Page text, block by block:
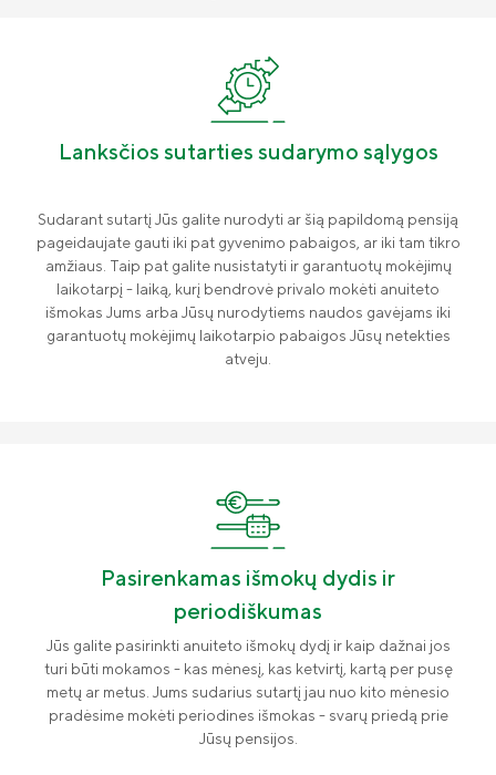
ADB „Compensa Vienna Insurance
Group“ kontaktai
„Compensa Life Vienna Insurance Group
SE“ Lietuvos filialo kontaktai
Naujienos
Apie mus
Valdyba ir stebėtojų taryba
Finansinė informacija
Draudimo tarpininkų sąrašas
Karjera
Draudimo taisyklės
Susisiekite
Lanksčios sutarties sudarymo sąlygos
Sudarant sutartį Jūs galite nurodyti ar šią papildomą pensiją
pageidaujate gauti iki pat gyvenimo pabaigos, ar iki tam tikro
amžiaus. Taip pat galite nusistatyti ir garantuotų mokėjimų
laikotarpį - laiką, kurį bendrovė privalo mokėti anuiteto
išmokas Jums arba Jūsų nurodytiems naudos gavėjams iki
garantuotų mokėjimų laikotarpio pabaigos Jūsų netekties
atveju.
Pasirenkamas išmokų dydis ir
periodiškumas
Jūs galite pasirinkti anuiteto išmokų dydį ir kaip dažnai jos
turi būti mokamos - kas mėnesį, kas ketvirtį, kartą per pusę
metų ar metus. Jums sudarius sutartį jau nuo kito mėnesio
pradėsime mokėti periodines išmokas - svarų priedą prie
Jūsų pensijos.